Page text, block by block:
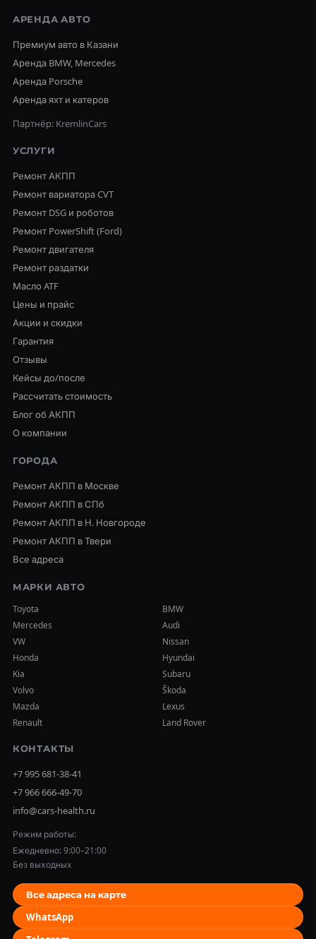
АРЕНДА АВТО
Премиум авто в Казани
Аренда BMW, Mercedes
Аренда Porsche
Аренда яхт и катеров
Партнёр: KremlinCars
УСЛУГИ
Ремонт АКПП
Ремонт вариатора CVT
Ремонт DSG и роботов
Ремонт PowerShift (Ford)
Ремонт двигателя
Ремонт раздатки
Масло ATF
Цены и прайс
Акции и скидки
Гарантия
Отзывы
Кейсы до/после
Рассчитать стоимость
Блог об АКПП
О компании
ГОРОДА
Ремонт АКПП в Москве
Ремонт АКПП в СПб
Ремонт АКПП в Н. Новгороде
Ремонт АКПП в Твери
Все адреса
МАРКИ АВТО
Toyota
BMW
Mercedes
Audi
VW
Nissan
Honda
Hyundai
Kia
Subaru
Volvo
Škoda
Mazda
Lexus
Renault
Land Rover
КОНТАКТЫ
+7 995 681-38-41
+7 966 666-49-70
info@cars-health.ru
Режим работы:
Ежедневно: 9:00–21:00
Без выходных
Все адреса на карте
WhatsApp